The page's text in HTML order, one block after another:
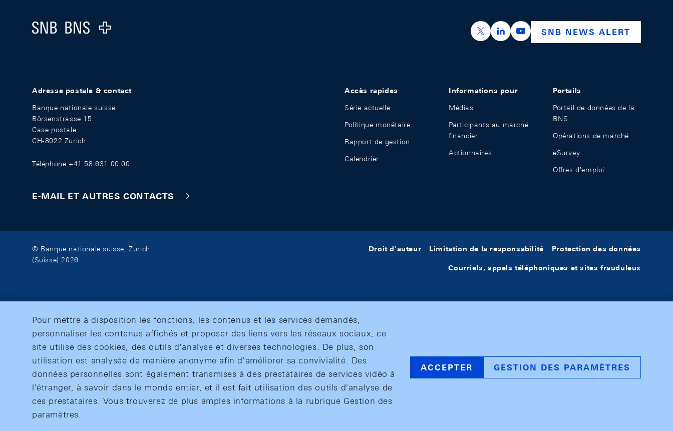
Logo
https://x.com/snb_bns
https://ch.linkedin.com/company/swiss-
https://www.youtube.com/
SNB NEWS ALERT
Adresse postale & contact
Banque nationale suisse
Börsenstrasse 15
Case postale
CH-8022 Zurich
Téléphone +41 58 631 00 00
E-MAIL ET AUTRES CONTACTS
Accès rapides
Série actuelle
Politique monétaire
Rapport de gestion
Calendrier
Informations pour
Médias
Participants au marché
financier
Actionnaires
Portails
Portail de données de la
BNS
Opérations de marché
eSurvey
Offres d'emploi
© Banque nationale suisse, Zurich
(Suisse) 2026
Droit d'auteur Limitation de la responsabilité Protection des données
Courriels, appels téléphoniques et sites frauduleux
Pour mettre à disposition les fonctions, les contenus et les services demandés,
personnaliser les contenus affichés et proposer des liens vers les réseaux sociaux, ce
site utilise des cookies, des outils d'analyse et diverses technologies. De plus, son
utilisation est analysée de manière anonyme afin d'améliorer sa convivialité. Des
données personnelles sont également transmises à des prestataires de services vidéo à
l'étranger, à savoir dans le monde entier, et il est fait utilisation des outils d'analyse de
ces prestataires. Vous trouverez de plus amples informations à la rubrique Gestion des
paramètres.
ACCEPTER GESTION DES PARAMÈTRES